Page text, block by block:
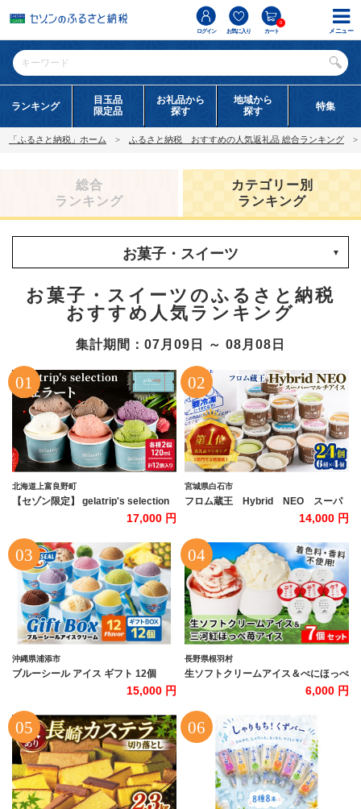
ログイン お気に入り カート
0
ランキング
目玉品
限定品
お礼品から
探す
地域から
探す
特集
「ふるさと納税」ホーム ふるさと納税 おすすめの人気返礼品 総合ランキング
お菓子・スイーツ
総合
ランキング
カテゴリー別
ランキング
お菓子・スイーツのふるさと納税
おすすめ人気ランキング
集計期間：07月09日 ～ 08月08日
北海道上富良野町
【セゾン限定】 gelatrip's selection
ジェラート12個 BOX 北海道 上富良
野町 アイス アイスクリーム ジェラー
ト デザート ギフト 贈呈 贈り物 ミル
ク 生乳 牛乳 お菓子 スイーツ 冷凍
17,000 円
宮城県白石市
フロム蔵王 Hybrid NEO スーパ
ーマルチアイスBOX24（6種×4個）
14,000 円
沖縄県浦添市
ブルーシール アイス ギフト 12個
（12種類）| ブルーシールアイス ブル
ーシールアイスクリーム 着日指定可
能 送料無料 ジェラート 沖縄県 バース
デー 贈り物 プレゼント 誕生日 カップ
詰め合わせ バラエティ | バニラ チョ
コレート ストロベリー ピスタチオ バ
ニラ＆クッキー ウベ 沖縄紅イモ 塩ち
んすこう 沖縄シークヮーサー 沖縄黒
糖 琉球ロイヤルミルクティ 沖縄パイ
ン
15,000 円
長野県根羽村
生ソフトクリームアイス＆べにほっぺ
苺アイス 7個セット 生ソフトクリー
ムアイス 紅ほっぺ いちご アイス
クリーム ソフトクリーム スイー
ツ デザート 根羽村 ネバーランド
6000円
6,000 円
メニュー